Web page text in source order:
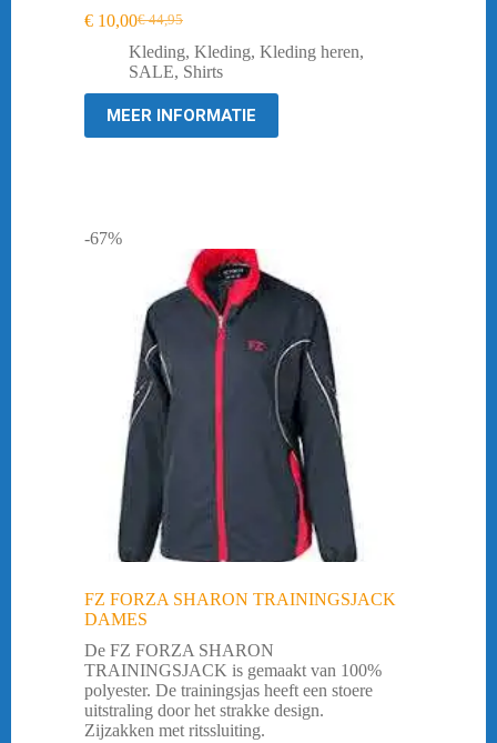
€44,95
Oorspronkelijke
prijs
was:
€ 10,00Huidige
prijs
is:
Kleding, Kleding, Kleding heren,
SALE, Shirts
MEER INFORMATIE
-67%
FZ FORZA SHARON TRAININGSJACK
DAMES
De FZ FORZA SHARON
TRAININGSJACK is gemaakt van 100%
polyester. De trainingsjas heeft een stoere
uitstraling door het strakke design.
Zijzakken met ritssluiting.